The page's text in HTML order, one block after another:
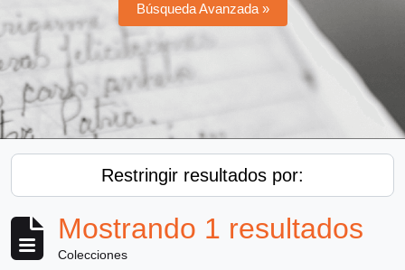
Búsqueda Avanzada »
Restringir resultados por:
Mostrando 1 resultados
Colecciones